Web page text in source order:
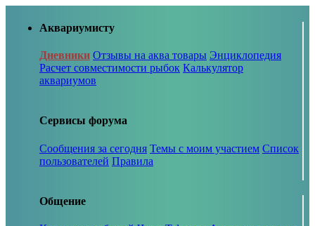
Аквариумисту
Дневники Отзывы на аква товары Энциклопедия
Расчет совместимости рыбок Калькулятор
аквариумов
Сервисы форума
Сообщения за сегодня Темы с моим участием Список
пользователей Правила
Общение